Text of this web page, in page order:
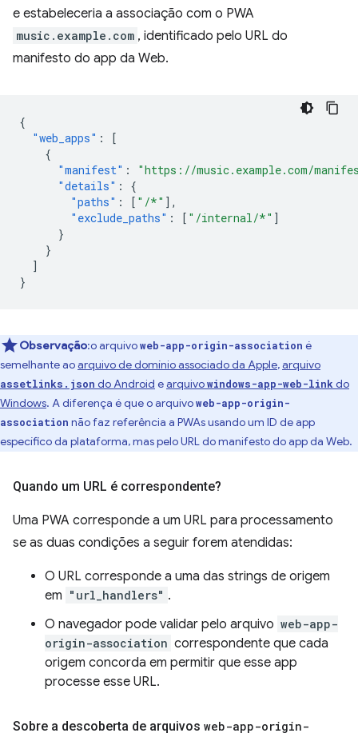
e estabeleceria a associação com o PWA
music.example.com , identificado pelo URL do
manifesto do app da Web.
{
"web_apps" :
[
{
"manifest" :
"https://music.example.com/
"details" :
{
"paths" : [ "/*" ],
"exclude_paths" : [ "/internal/*" ]
}
}
]
}
Observação:o arquivoweb-app-origin-association é
semelhante aoarquivo de domínio associado da Apple,arquivo
assetlinks.json do Android earquivowindows-app-web-link do
Windows. A diferença é que o arquivoweb-app-origin-
association não faz referência a PWAs usando um ID de app
específico da plataforma, mas pelo URL do manifesto do app da Web.
Quando um URL é correspondente?
Uma PWA corresponde a um URL para processamento
se as duas condições a seguir forem atendidas:
O URL corresponde a uma das strings de origem
em "url_handlers" .
O navegador pode validar pelo arquivo web-app-
origin-association correspondente que cada
origem concorda em permitir que esse app
processe esse URL.
Sobre a descoberta de arquivos web-app-origin-